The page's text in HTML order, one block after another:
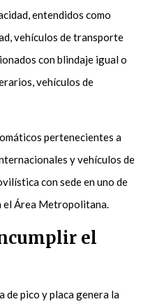
entendidos como
vehículos de transporte
con blindaje igual o
vehículos de
pertenecientes a
y vehículos de
con sede en uno de
el Área Metropolitana.
el
de pico y placa genera la